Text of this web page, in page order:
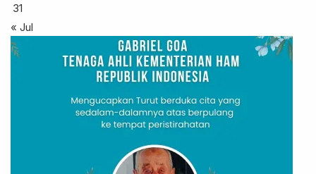
31
« Jul